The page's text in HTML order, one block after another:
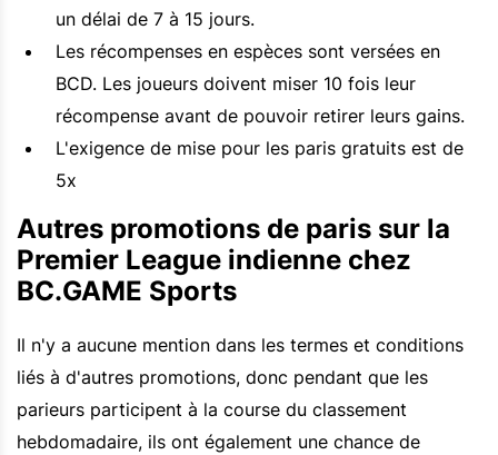
un délai de 7 à 15 jours.
Les récompenses en espèces sont versées en
BCD. Les joueurs doivent miser 10 fois leur
récompense avant de pouvoir retirer leurs gains.
L'exigence de mise pour les paris gratuits est de
5x
Autres promotions de paris sur la
Premier League indienne chez
BC.GAME Sports
Il n'y a aucune mention dans les termes et conditions
liés à d'autres promotions, donc pendant que les
parieurs participent à la course du classement
hebdomadaire, ils ont également une chance de